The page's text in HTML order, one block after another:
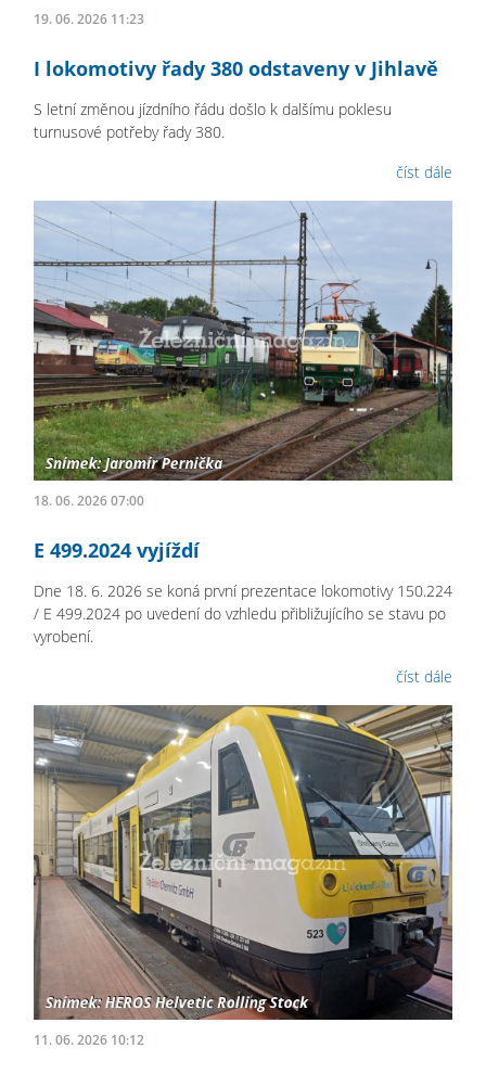
19. 06. 2026 11:23
I lokomotivy řady 380 odstaveny v Jihlavě
S letní změnou jízdního řádu došlo k dalšímu poklesu
turnusové potřeby řady 380.
číst dále
18. 06. 2026 07:00
E 499.2024 vyjíždí
Dne 18. 6. 2026 se koná první prezentace lokomotivy 150.224
/ E 499.2024 po uvedení do vzhledu přibližujícího se stavu po
vyrobení.
číst dále
11. 06. 2026 10:12